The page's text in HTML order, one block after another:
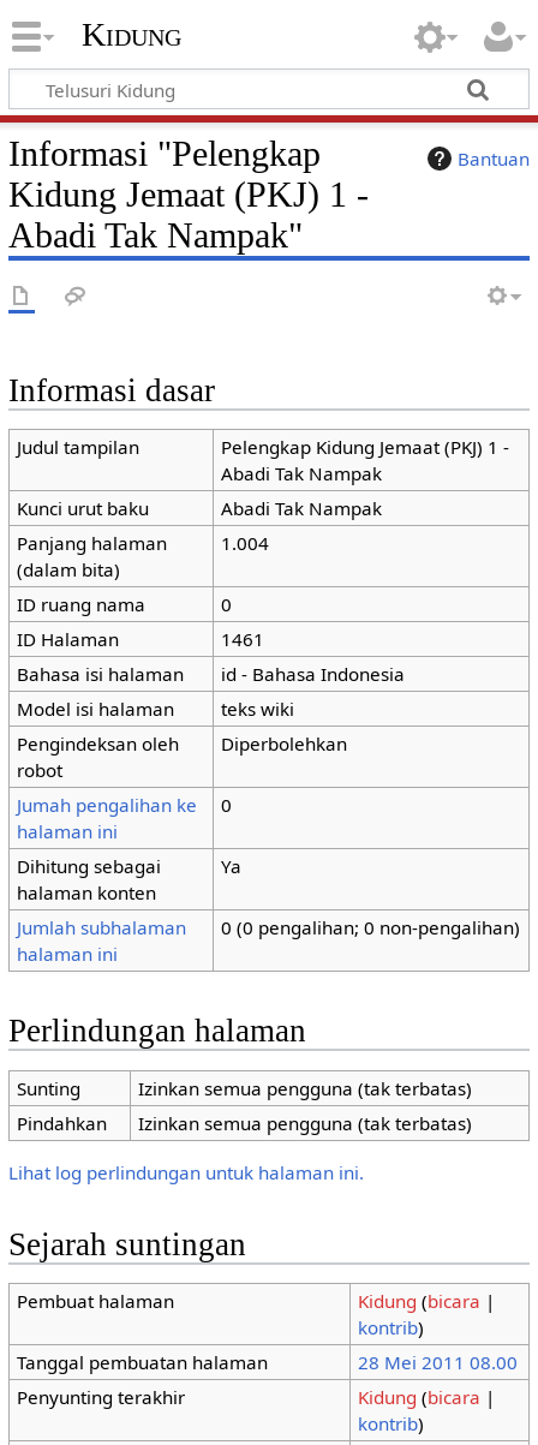
Kidung
Bantuan
Informasi "Pelengkap
Kidung Jemaat (PKJ) 1 -
Abadi Tak Nampak"
Informasi dasar
Judul tampilan
Pelengkap Kidung Jemaat (PKJ) 1 -
Abadi Tak Nampak
Kunci urut baku
Abadi Tak Nampak
Panjang halaman
(dalam bita)
1.004
ID ruang nama
0
ID Halaman
1461
Bahasa isi halaman
id - Bahasa Indonesia
Model isi halaman
teks wiki
Pengindeksan oleh
robot
Diperbolehkan
Jumah pengalihan ke
halaman ini
0
Dihitung sebagai
halaman konten
Ya
Jumlah subhalaman
halaman ini
0 (0 pengalihan; 0 non-pengalihan)
Perlindungan halaman
Sunting
Izinkan semua pengguna (tak terbatas)
Pindahkan
Izinkan semua pengguna (tak terbatas)
Lihat log perlindungan untuk halaman ini.
Sejarah suntingan
Pembuat halaman Kidung (bicara |
kontrib)
Tanggal pembuatan halaman
28 Mei 2011 08.00
Penyunting terakhir
Kidung (bicara |
kontrib)